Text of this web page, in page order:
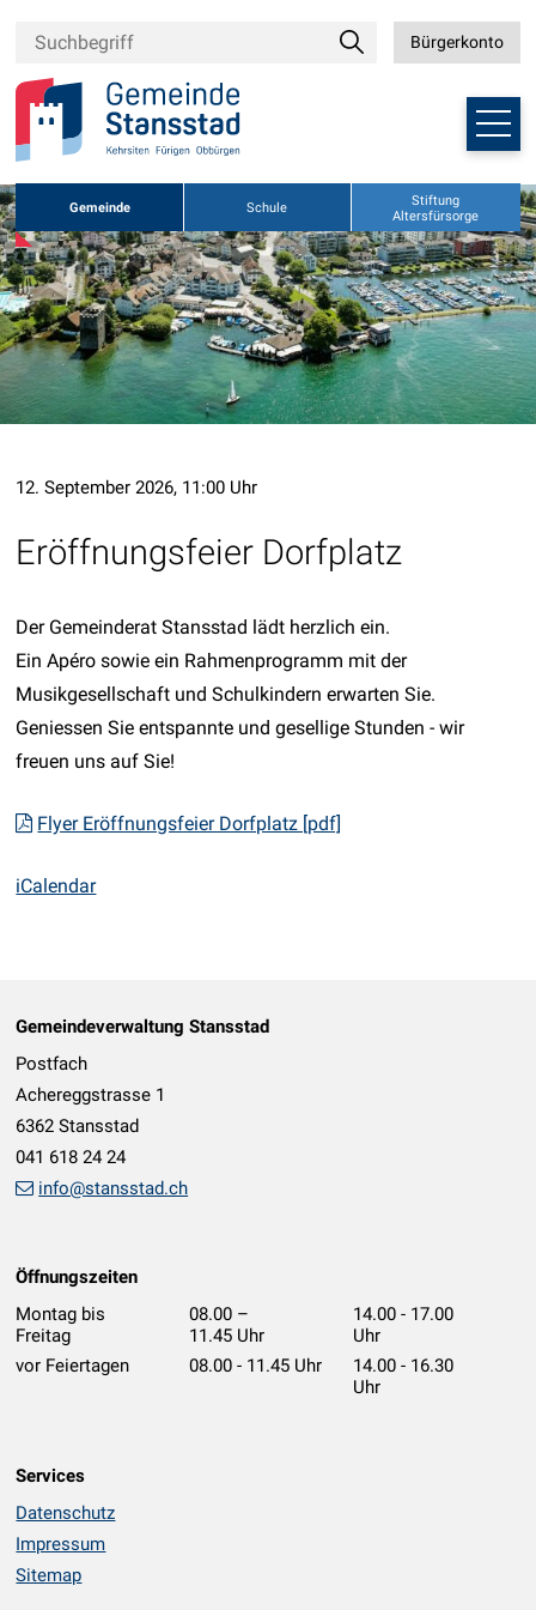
Navigieren in Stansstad
Suche
Suchbegriff
Suche startenBürgerkonto
Bürgerkonto
Weitere Auftritte der Gemeinde
Gemeinde Schule
Stiftung
Altersfürsorge
Eröffnungsfeier Dorfplatz
12. September 2026, 11:00 Uhr
Der Gemeinderat Stansstad lädt herzlich ein.
Ein Apéro sowie ein Rahmenprogramm mit der
Musikgesellschaft und Schulkindern erwarten Sie.
Geniessen Sie entspannte und gesellige Stunden - wir
freuen uns auf Sie!
Flyer Eröffnungsfeier Dorfplatz [pdf]
iCalendar
Gemeindeverwaltung Stansstad
Postfach
Achereggstrasse 1
6362 Stansstad
041 618 24 24
info@stansstad.ch
Öffnungszeiten
Montag bis
Freitag
08.00 –
11.45 Uhr
14.00 - 17.00
Uhr
vor Feiertagen
08.00 - 11.45 Uhr
14.00 - 16.30
Uhr
Services
Datenschutz
Impressum
Sitemap